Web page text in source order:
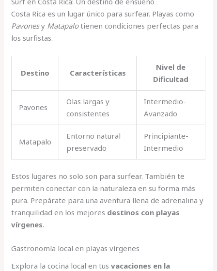
Costa Rica es un lugar único para surfear. Playas como
Pavonesy Matapalotienen condiciones perfectas para
los surfistas.
Destino Características
Nivel de
Dificultad
Pavones
Olas largas y
consistentes
Intermedio-
Avanzado
Matapalo
Entorno natural
preservado
Principiante-
Intermedio
Estos lugares no solo son para surfear. También te
permiten conectar con la naturaleza en su forma más
pura. Prepárate para una aventura llena de adrenalina y
tranquilidad en los mejores destinos con playas
vírgenes.
Gastronomía local en playas vírgenes
Explora la cocina local en tusvacaciones en la